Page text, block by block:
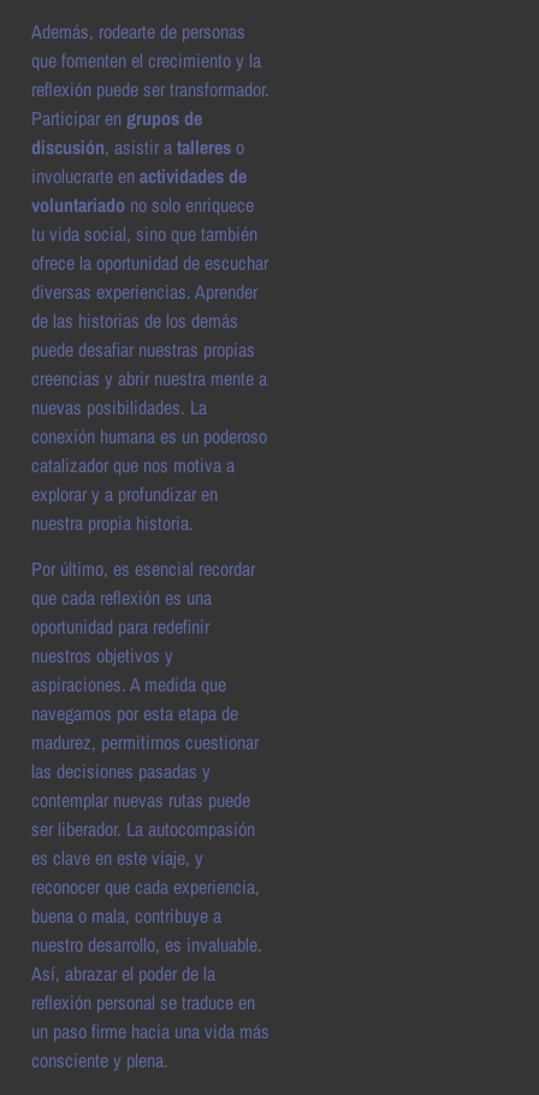
Además, rodearte de personas
que fomenten el crecimiento y la
reflexión puede ser transformador.
Participar en grupos de
discusión, asistir atallereso
involucrarte enactividades de
voluntariado no solo enriquece
tu vida social, sino que también
ofrece la oportunidad de escuchar
diversas experiencias. Aprender
de las historias de los demás
puede desafiar nuestras propias
creencias y abrir nuestra mente a
nuevas posibilidades. La
conexión humana es un poderoso
catalizador que nos motiva a
explorar y a profundizar en
nuestra propia historia.
Por último, es esencial recordar
que cada reflexión es una
oportunidad para redefinir
nuestros objetivos y
aspiraciones. A medida que
navegamos por esta etapa de
madurez, permitirnos cuestionar
las decisiones pasadas y
contemplar nuevas rutas puede
ser liberador. La autocompasión
es clave en este viaje, y
reconocer que cada experiencia,
buena o mala, contribuye a
nuestro desarrollo, es invaluable.
Así, abrazar el poder de la
reflexión personal se traduce en
un paso firme hacia una vida más
consciente y plena.